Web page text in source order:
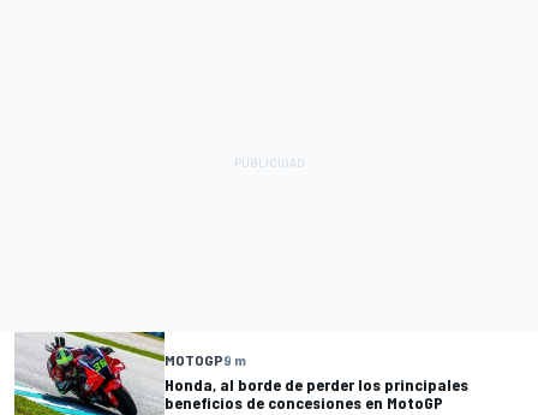
MOTOGP9 m
Honda, al borde de perder los principales
beneficios de concesiones en MotoGP